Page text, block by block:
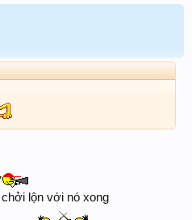
lộn với nó xong